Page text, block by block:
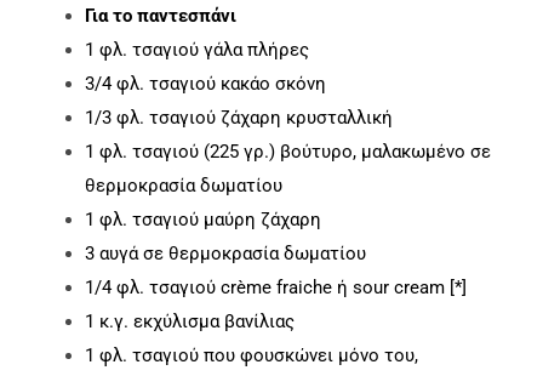
Για το παντεσπάνι
1 φλ. τσαγιού γάλα πλήρες
3/4 φλ. τσαγιού κακάο σκόνη
1/3 φλ. τσαγιού ζάχαρη κρυσταλλική
1 φλ. τσαγιού (225 γρ.) βούτυρο, μαλακωμένο σε
θερμοκρασία δωματίου
1 φλ. τσαγιού μαύρη ζάχαρη
3 αυγά σε θερμοκρασία δωματίου
1/4 φλ. τσαγιού crème fraiche ή sour cream [*]
1 κ.γ. εκχύλισμα βανίλιας
1 φλ. τσαγιού που φουσκώνει μόνο του,